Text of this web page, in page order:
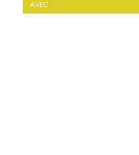
AVEC